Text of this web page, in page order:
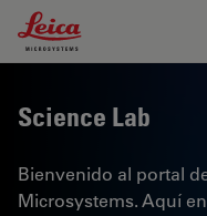
Leica Microsystems
Science Lab
Bienvenido al portal
Microsystems. Aquí